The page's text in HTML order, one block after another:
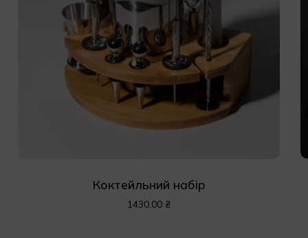
Коктейльний набір
1430,00 ₴